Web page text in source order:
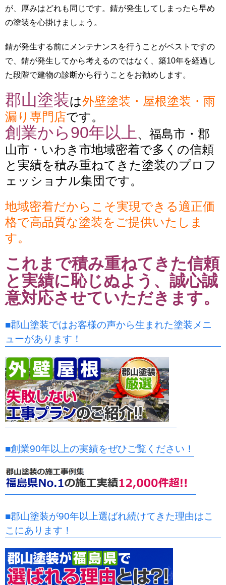
が、厚みはどれも同じです。錆が発生してしまったら早め
の塗装を心掛けましょう。
錆が発生する前にメンテナンスを行うことがベストですの
で、錆が発生してから考えるのではなく、築10年を経過し
た段階で建物の診断から行うことをお勧めします。
郡山塗装は外壁塗装・屋根塗装・雨
漏り専門店です。
創業から90年以上 、福島市・郡
山市・いわき市地域密着で多くの信頼
と実績を積み重ねてきた塗装のプロフ
ェッショナル集団です。
地域密着だからこそ実現できる適正価
格で高品質な塗装をご提供いたしま
す。
これまで積み重ねてきた信頼
と実績に恥じぬよう、誠心誠
意対応させていただきます。
■郡山塗装ではお客様の声から生まれた塗装メニ
ューがあります！
■創業90年以上の実績をぜひご覧ください！
■郡山塗装が90年以上選ばれ続けてきた理由はこ
こにあります！